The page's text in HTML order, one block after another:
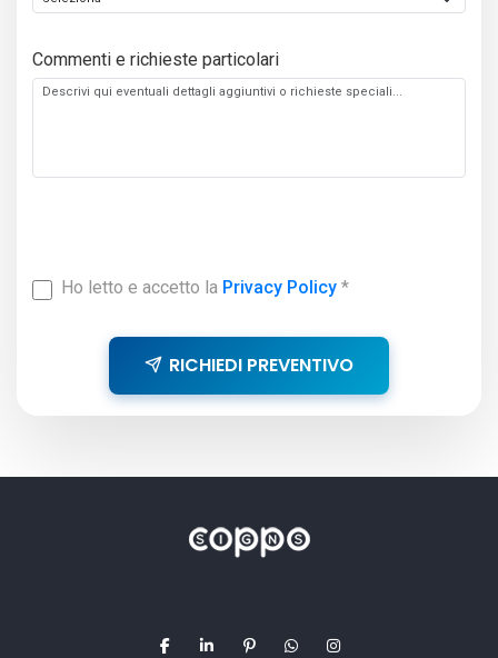
Commenti e richieste particolari
Ho letto e accetto la Privacy Policy*
RICHIEDI PREVENTIVO